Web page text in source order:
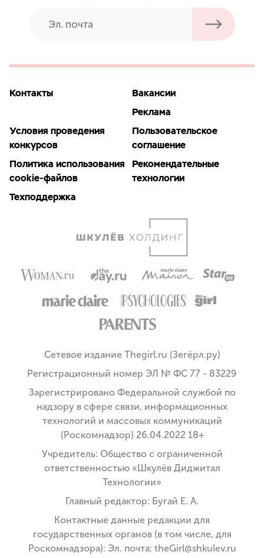
Контакты
Вакансии
Реклама
Условия проведения
конкурсов
Пользовательское
соглашение
Политика использования
cookie-файлов
Рекомендательные
технологии
Техподдержка
Сетевое издание Thegirl.ru (Зегёрл.ру)
Регистрационный номер ЭЛ № ФС 77 - 83229
Зарегистрировано Федеральной службой по
надзору в сфере связи, информационных
технологий и массовых коммуникаций
(Роскомнадзор) 26.04.2022 18+
Учредитель: Общество с ограниченной
ответственностью «Шкулёв Диджитал
Технологии»
Главный редактор: Бугай Е. А.
Контактные данные редакции для
государственных органов (в том числе, для
Роскомнадзора): Эл. почта: theGirl@shkulev.ru